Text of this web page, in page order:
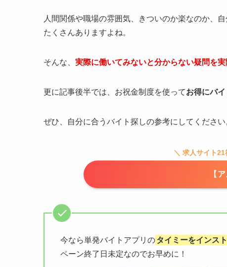
人間関係や職場の雰囲気、きついのか楽なのか、
たくさんありますよね。
そんな、 実際に働いてみないと分からない疑問を
更に記事後半では、お祝金制度を使ってお得にバ
ぜひ、自分に合うバイト探しの参考にしてください
＼ 求人サイト
【
今なら単発バイトアプリのタイミーをインス
ペーン終了日未定なのでお早めに！